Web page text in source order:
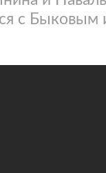
с Быковым